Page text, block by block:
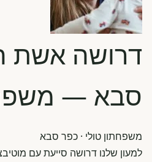
דרושה אשת
סבא —
משפחתון טולי · כפר סבא
למעון שלנו דרושה סייעת עם